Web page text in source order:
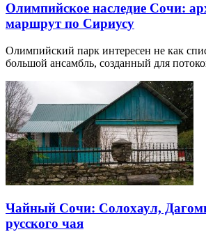
Олимпийское наследие Сочи:
маршрут по Сириусу
Олимпийский парк интересен не как
большой ансамбль, созданный для
Чайный Сочи: Солохаул,
русского чая